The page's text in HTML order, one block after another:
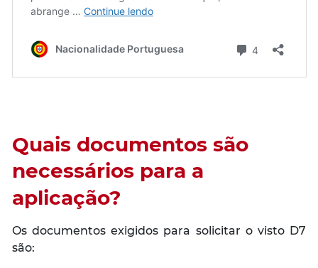
Quais documentos são
necessários para a
aplicação?
Os documentos exigidos para solicitar o visto D7
são: